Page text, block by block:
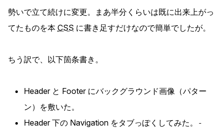
勢いで立て続けに変更。まあ半分くらいは既に出来上がっ
てたものを本 CSS に書き足すだけなので簡単でしたが。
ちう訳で、以下箇条書き。
Header と Footer にバックグラウンド画像（パター
ン）を敷いた。
Header 下の Navigation をタブっぽくしてみた。
-